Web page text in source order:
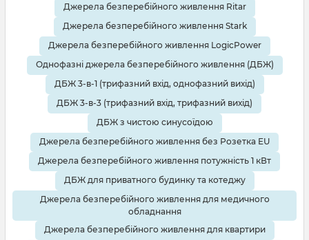
Джерела безперебійного живлення Ritar
Джерела безперебійного живлення Stark
Джерела безперебійного живлення LogicPower
Однофазні джерела безперебійного живлення (ДБЖ)
ДБЖ 3-в-1 (трифазний вхід, однофазний вихід)
ДБЖ 3-в-3 (трифазний вхід, трифазний вихід)
ДБЖ з чистою синусоїдою
Джерела безперебійного живлення без Розетка EU
Джерела безперебійного живлення потужність 1 кВт
ДБЖ для приватного будинку та котеджу
Джерела безперебійного живлення для медичного
обладнання
Джерела безперебійного живлення для квартири